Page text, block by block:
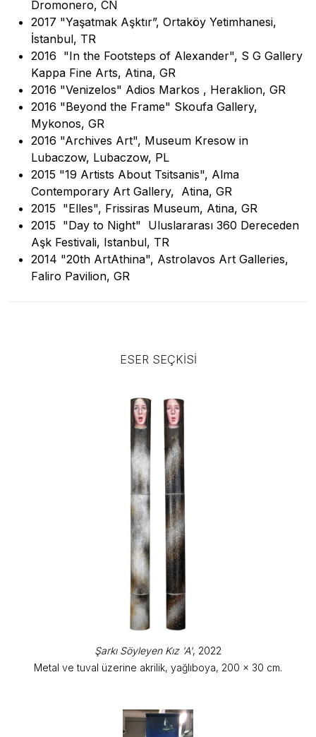
Dromonero, CN
2017 "Yaşatmak Aşktır”, Ortaköy Yetimhanesi,
İstanbul, TR
2016 "In the Footsteps of Alexander", S G Gallery
Kappa Fine Arts, Atina, GR
2016 "Venizelos" Adios Markos , Heraklion, GR
2016 "Beyond the Frame" Skoufa Gallery,
Mykonos, GR
2016 "Archives Art", Museum Kresow in
Lubaczow, Lubaczow, PL
2015 "19 Artists About Tsitsanis", Alma
Contemporary Art Gallery, Atina, GR
2015 "Elles", Frissiras Museum, Atina, GR
2015 "Day to Night" Uluslararası 360 Dereceden
Aşk Festivali, Istanbul, TR
2014 "20th ArtAthina", Astrolavos Art Galleries,
Faliro Pavilion, GR
ESER SEÇKISI
Şarkı Söyleyen Kız 'A', 2022
Metal ve tuval üzerine akrilik, yağlıboya, 200 x 30 cm.